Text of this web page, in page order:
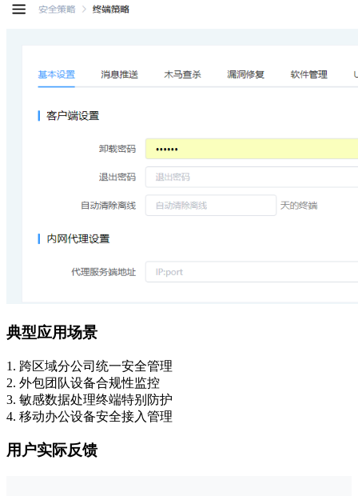
典型应用场景
1. 跨区域分公司统一安全管理
2. 外包团队设备合规性监控
3. 敏感数据处理终端特别防护
4. 移动办公设备安全接入管理
用户实际反馈